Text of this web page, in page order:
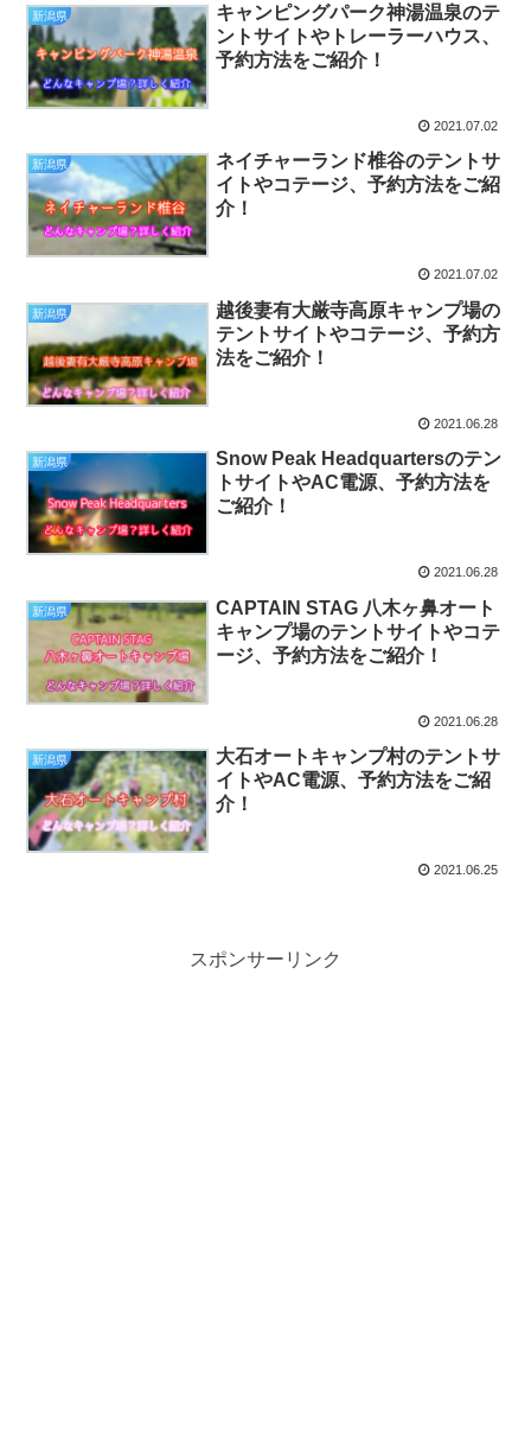
新潟県
キャンピングパーク神湯温泉のテ
ントサイトやトレーラーハウス、
予約方法をご紹介！
2021.07.02
新潟県
ネイチャーランド椎谷のテントサ
イトやコテージ、予約方法をご紹
介！
2021.07.02
新潟県
越後妻有大厳寺高原キャンプ場の
テントサイトやコテージ、予約方
法をご紹介！
2021.06.28
新潟県
Snow Peak Headquartersのテン
トサイトやAC電源、予約方法を
ご紹介！
2021.06.28
新潟県
CAPTAIN STAG 八木ヶ鼻オート
キャンプ場のテントサイトやコテ
ージ、予約方法をご紹介！
2021.06.28
新潟県
大石オートキャンプ村のテントサ
イトやAC電源、予約方法をご紹
介！
2021.06.25
スポンサーリンク